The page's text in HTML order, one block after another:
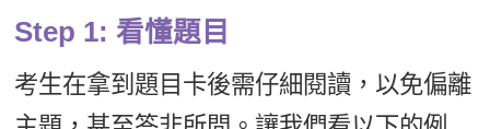
Step 1: 看懂題目
考生在拿到題目卡後需仔細閱讀，以免偏離